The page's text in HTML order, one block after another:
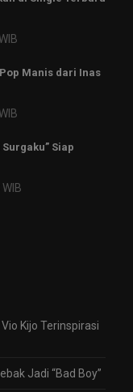
Manis dari Inas
Siap
Kijo Terinspirasi
Jadi “Bad Boy”